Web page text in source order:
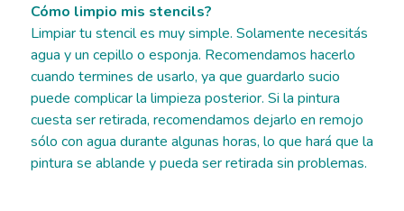
Cómo limpio mis stencils?
Limpiar tu stencil es muy simple. Solamente necesitás
agua y un cepillo o esponja. Recomendamos hacerlo
cuando termines de usarlo, ya que guardarlo sucio
puede complicar la limpieza posterior. Si la pintura
cuesta ser retirada, recomendamos dejarlo en remojo
sólo con agua durante algunas horas, lo que hará que la
pintura se ablande y pueda ser retirada sin problemas.